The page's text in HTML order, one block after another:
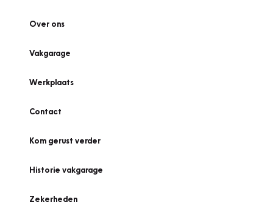
Over ons
Vakgarage
Werkplaats
Contact
Kom gerust verder
Historie vakgarage
Zekerheden